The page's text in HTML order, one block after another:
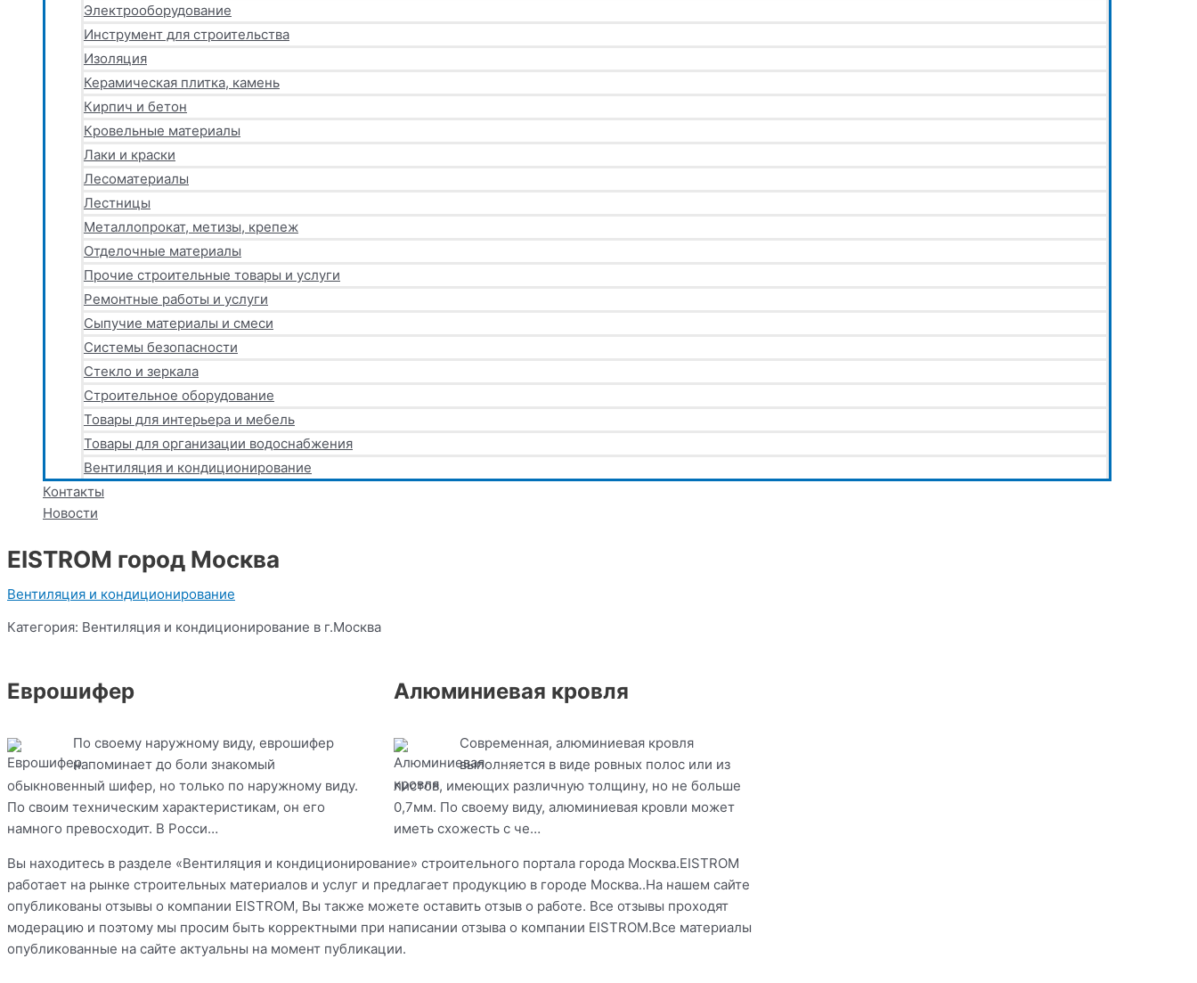
Электрооборудование
Инструмент для строительства
Изоляция
Керамическая плитка, камень
Кирпич и бетон
Кровельные материалы
Лаки и краски
Лесоматериалы
Лестницы
Металлопрокат, метизы, крепеж
Отделочные материалы
Прочие строительные товары и услуги
Ремонтные работы и услуги
Сыпучие материалы и смеси
Системы безопасности
Стекло и зеркала
Строительное оборудование
Товары для интерьера и мебель
Товары для организации водоснабжения
Вентиляция и кондиционирование
Контакты
Новости
EISTROM город Москва
Вентиляция и кондиционирование
Категория: Вентиляция и кондиционирование в г.Москва
Еврошифер
По своему наружному виду, еврошифер
напоминает до боли знакомый
обыкновенный шифер, но только по наружному виду.
По своим техническим характеристикам, он его
намного превосходит. В Росси…
Алюминиевая кровля
Современная, алюминиевая кровля
выполняется в виде ровных полос или из
листов, имеющих различную толщину, но не больше
0,7мм. По своему виду, алюминиевая кровли может
иметь схожесть с че…
Вы находитесь в разделе «Вентиляция и кондиционирование» строительного портала города Москва.EISTROM
работает на рынке строительных материалов и услуг и предлагает продукцию в городе Москва..На нашем сайте
опубликованы отзывы о компании EISTROM, Вы также можете оставить отзыв о работе. Все отзывы проходят
модерацию и поэтому мы просим быть корректными при написании отзыва о компании EISTROM.Все материалы
опубликованные на сайте актуальны на момент публикации.